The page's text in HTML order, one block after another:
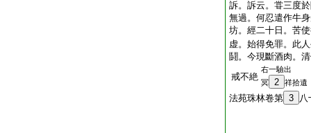
訴。訴云。甞三度
無過。何忍遣作牛
坊。經二十日。苦
虚。始得免罪。此
鬪。今現斷酒肉。
戒不絶
右一驗出
冥
2 祥拾遺
法苑珠林卷第 3 八